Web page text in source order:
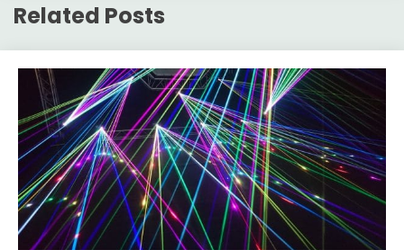
Related Posts